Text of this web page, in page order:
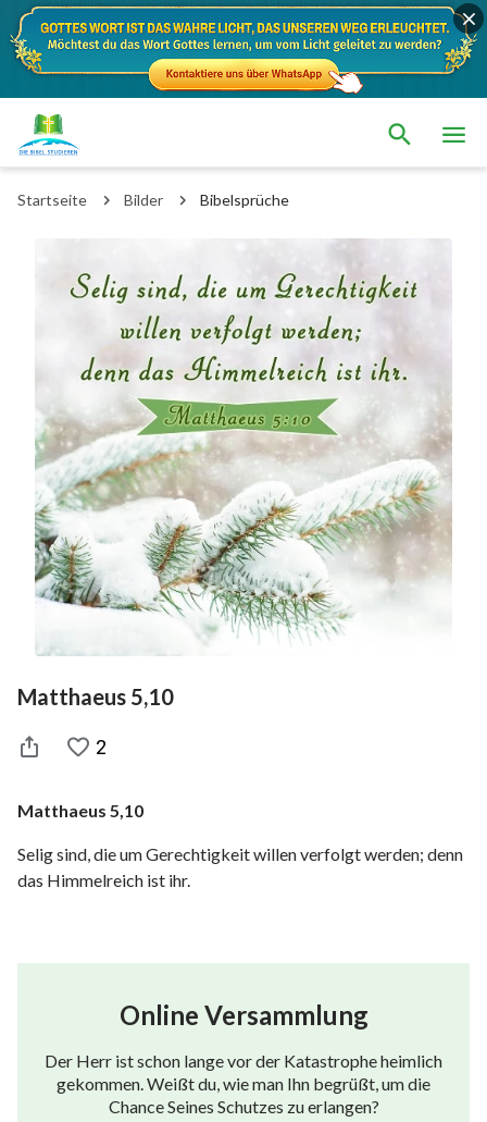
Startseite Bilder Bibelsprüche
Matthaeus 5,10
2
Matthaeus 5,10
Selig sind, die um Gerechtigkeit willen verfolgt werden; denn
das Himmelreich ist ihr.
Online Versammlung
Der Herr ist schon lange vor der Katastrophe heimlich
gekommen. Weißt du, wie man Ihn begrüßt, um die
Chance Seines Schutzes zu erlangen?